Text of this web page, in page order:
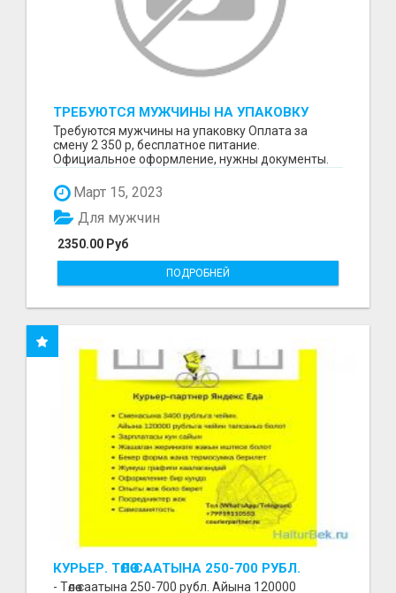
ТРЕБУЮТСЯ МУЖЧИНЫ НА УПАКОВКУ
Требуются мужчины на упаковку Оплата за
смену 2 350 р, бесплатное питание.
Официальное оформление, нужны документы.
Март 15, 2023
2350.00 Руб
Для мужчин
ПОДРОБНЕЙ
КУРЬЕР. ТӨЛӨӨ СААТЫНА 250-700 РУБЛ.
ЖУМУШ ГРАФИГИ СВОБОДНЫЙ. БЕЗ
- Төлөө саатына 250-700 рубл. Айына 120000